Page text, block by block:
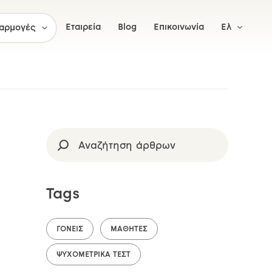
Εταιρεία Blog Επικοινωνία Ελ
Tags
ΓΟΝΕΊΣ ΜΑΘΗΤΈΣ
ΨΥΧΟΜΕΤΡΙΚΆ ΤΕΣΤ